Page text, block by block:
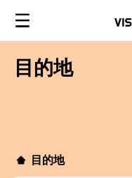
目的地
目的地